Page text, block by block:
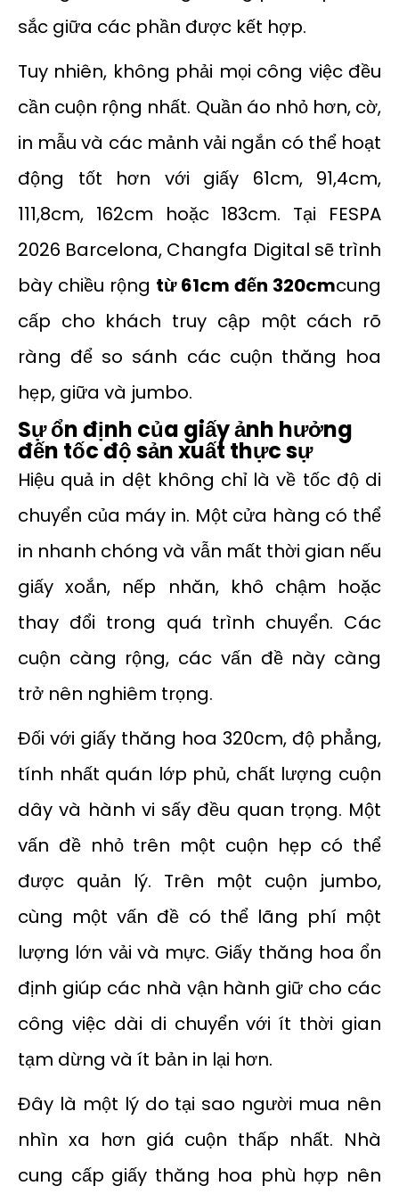
sắc giữa các phần được kết hợp.
Tuy nhiên, không phải mọi công việc đều
cần cuộn rộng nhất. Quần áo nhỏ hơn, cờ,
in mẫu và các mảnh vải ngắn có thể hoạt
động tốt hơn với giấy 61cm, 91,4cm,
111,8cm, 162cm hoặc 183cm. Tại FESPA
2026 Barcelona, Changfa Digital sẽ trình
bày chiều rộng từ 61cm đến 320cmcung
cấp cho khách truy cập một cách rõ
ràng để so sánh các cuộn thăng hoa
hẹp, giữa và jumbo.
Sự ổn định của giấy ảnh hưởng
đến tốc độ sản xuất thực sự
Hiệu quả in dệt không chỉ là về tốc độ di
chuyển của máy in. Một cửa hàng có thể
in nhanh chóng và vẫn mất thời gian nếu
giấy xoắn, nếp nhăn, khô chậm hoặc
thay đổi trong quá trình chuyển. Các
cuộn càng rộng, các vấn đề này càng
trở nên nghiêm trọng.
Đối với giấy thăng hoa 320cm, độ phẳng,
tính nhất quán lớp phủ, chất lượng cuộn
dây và hành vi sấy đều quan trọng. Một
vấn đề nhỏ trên một cuộn hẹp có thể
được quản lý. Trên một cuộn jumbo,
cùng một vấn đề có thể lãng phí một
lượng lớn vải và mực. Giấy thăng hoa ổn
định giúp các nhà vận hành giữ cho các
công việc dài di chuyển với ít thời gian
tạm dừng và ít bản in lại hơn.
Đây là một lý do tại sao người mua nên
nhìn xa hơn giá cuộn thấp nhất. Nhà
cung cấp giấy thăng hoa phù hợp nên